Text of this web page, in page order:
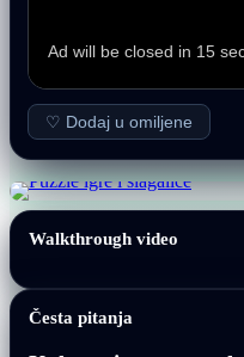
♡ Dodaj u omiljene
Walkthrough video
Česta pitanja